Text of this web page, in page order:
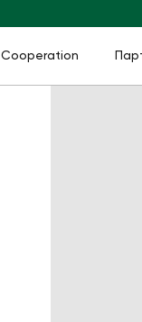
Cooperation